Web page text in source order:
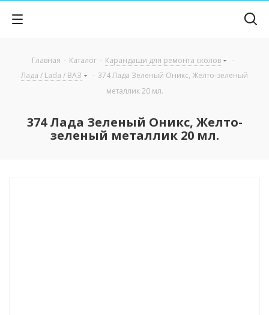
Главная - Каталог - Карандаши для ремонта сколов
-
Лада / Lada / ВАЗ
- 374 Лада Зеленый Оникс, Желто-зеленый
металлик 20 мл.
374 Лада Зеленый Оникс, Желто-
зеленый металлик 20 мл.